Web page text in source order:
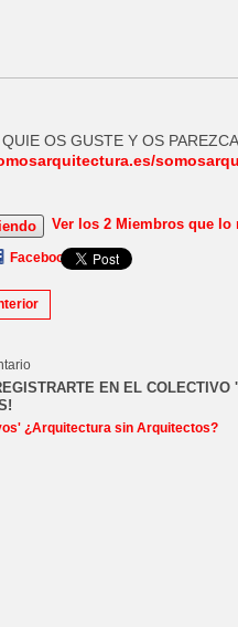
OS GUSTE Y OS
Ver los 2 Miembros que lo
Facebook
EN EL
¿Arquitectura sin Arquitectos?